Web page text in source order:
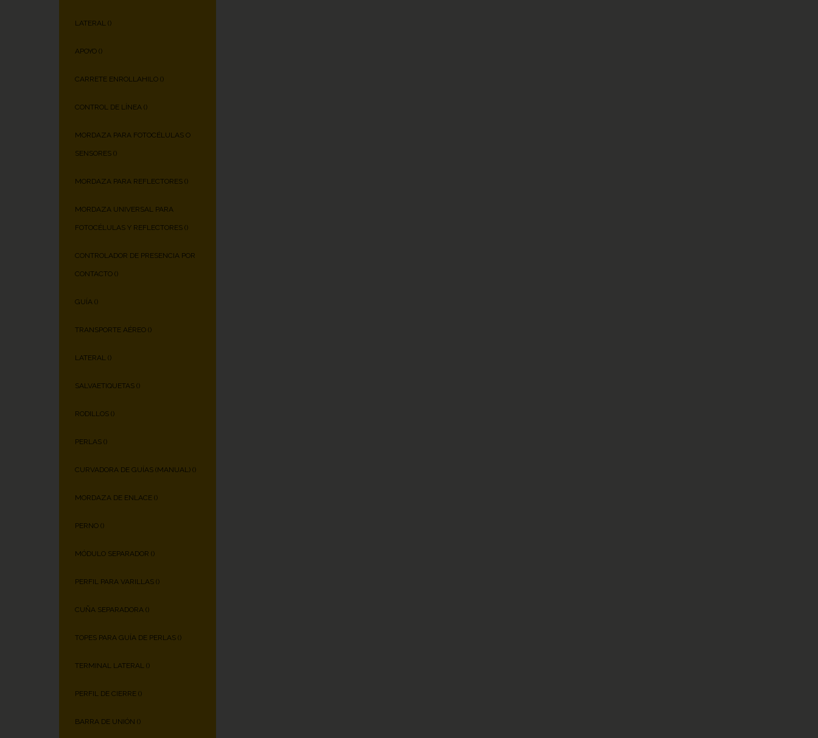
LATERAL ()
APOYO ()
CARRETE ENROLLAHILO ()
CONTROL DE LÍNEA ()
MORDAZA PARA FOTOCÉLULAS O
SENSORES ()
MORDAZA PARA REFLECTORES ()
MORDAZA UNIVERSAL PARA
FOTOCÉLULAS Y REFLECTORES ()
CONTROLADOR DE PRESENCIA POR
CONTACTO ()
GUÍA ()
TRANSPORTE AÉREO ()
LATERAL ()
SALVAETIQUETAS ()
RODILLOS ()
PERLAS ()
CURVADORA DE GUÍAS (MANUAL) ()
MORDAZA DE ENLACE ()
PERNO ()
MÓDULO SEPARADOR ()
PERFIL PARA VARILLAS ()
CUÑA SEPARADORA ()
TOPES PARA GUÍA DE PERLAS ()
TERMINAL LATERAL ()
PERFIL DE CIERRE ()
BARRA DE UNIÓN ()